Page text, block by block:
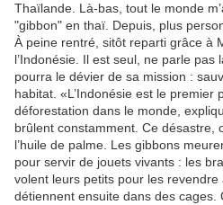
Thaïlande. Là-bas, tout le monde
"gibbon" en thaï. Depuis, plus
À peine rentré, sitôt reparti grâce à
l’Indonésie. Il est seul, ne parle pas
pourra le dévier de sa mission :
habitat. «L’Indonésie est le premier
déforestation dans le monde,
brûlent constamment. Ce désastre,
l’huile de palme. Les gibbons
pour servir de jouets vivants : les
volent leurs petits pour les
détiennent ensuite dans des cages.